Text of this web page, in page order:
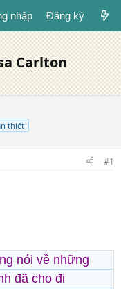
nhập Đăng ký
Carlton
thiết
#1
nói về những
đã cho đi